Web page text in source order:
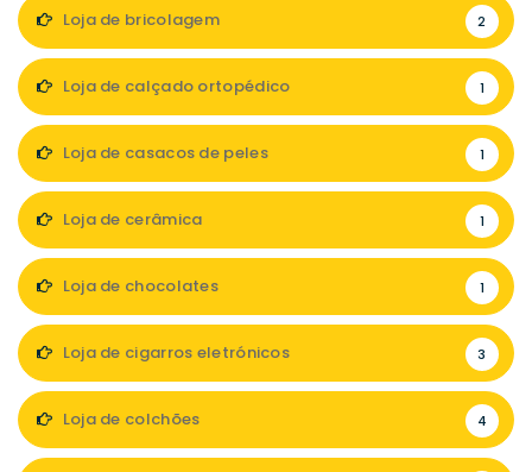
Loja de bricolagem 2
Loja de calçado ortopédico 1
Loja de casacos de peles 1
Loja de cerâmica 1
Loja de chocolates 1
Loja de cigarros eletrónicos 3
Loja de colchões 4